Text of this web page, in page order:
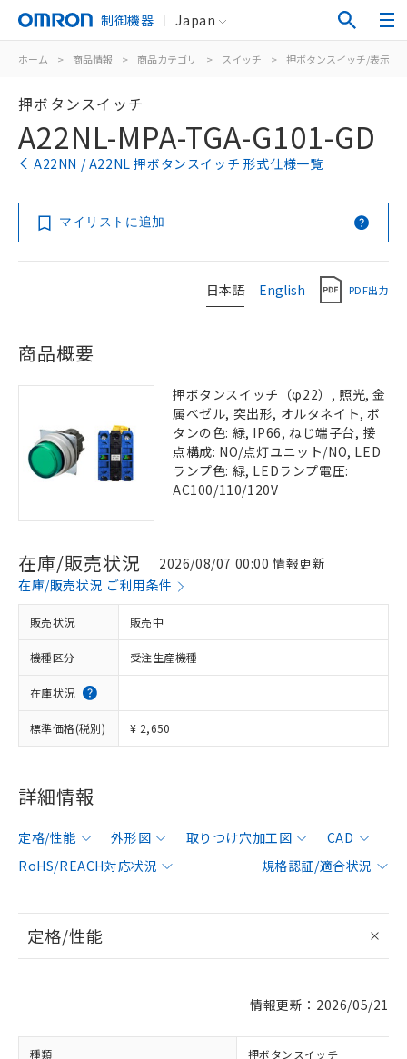
制御機器 Japan
ホーム > 商品情報 > 商品カテゴリ > スイッチ > 押ボタンスイッチ/表示灯
押ボタンスイッチ
A22NL-MPA-TGA-G101-GD
A22NN / A22NL 押ボタンスイッチ 形式仕様一覧
マイリストに追加
日本語 English PDF出力
商品概要
押ボタンスイッチ（φ22）, 照光, 金
属ベゼル, 突出形, オルタネイト, ボ
タンの色: 緑, IP66, ねじ端子台, 接
点構成: NO/点灯ユニット/NO, LED
ランプ色: 緑, LEDランプ電圧:
AC100/110/120V
在庫/販売状況
2026/08/07 00:00 情報更新
在庫/販売状況 ご利用条件
販売状況 販売中
機種区分 受注生産機種
在庫状況
標準価格(税別) ¥ 2,650
詳細情報
定格/性能 外形図 取りつけ穴加工図
CAD
RoHS/REACH対応状況
規格認証/適合状況
定格/性能
情報更新：2026/05/21
種類 押ボタンスイッチ